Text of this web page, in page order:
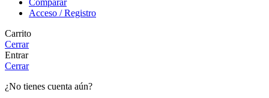
Acceso / Registro
Carrito
Cerrar
Entrar
Cerrar
¿No tienes cuenta aún?